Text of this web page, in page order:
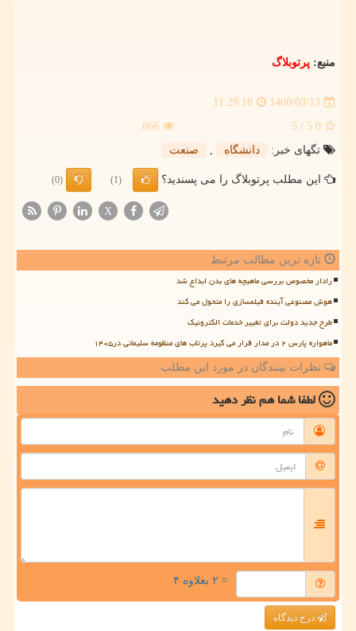
منبع: پرتوبلاگ
1400/03/13
11:29:18
5.0
/ 5
866
تگهای خبر:
دانشگاه , صنعت
این مطلب پرتوبلاگ را می پسندید؟ (1)
(0)
X
تازه ترین مطالب مرتبط
رادار مخصوص بررسی ماهیچه های بدن ابداع شد
هوش مصنوعی آینده فیلمسازی را متحول می کند
طرح جدید دولت برای تغییر خدمات الکترونیک
ماهواره پارس ۲ در مدار قرار می گیرد پرتاب های منظومه سلیمانی در۱۴۰۵
نظرات بینندگان در مورد این مطلب
لطفا شما همنظر دهید
= ۲ بعلاوه ۴
درج دیدگاه